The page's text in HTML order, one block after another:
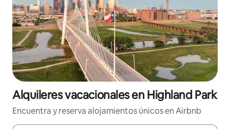
Alquileres vacacionales en Highland Park
Encuentra y reserva alojamientos únicos en Airbnb